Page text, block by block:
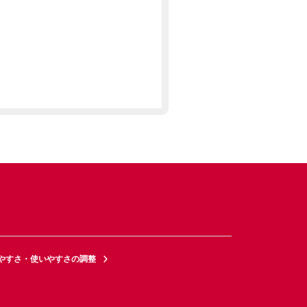
すさ・使いやすさの調整